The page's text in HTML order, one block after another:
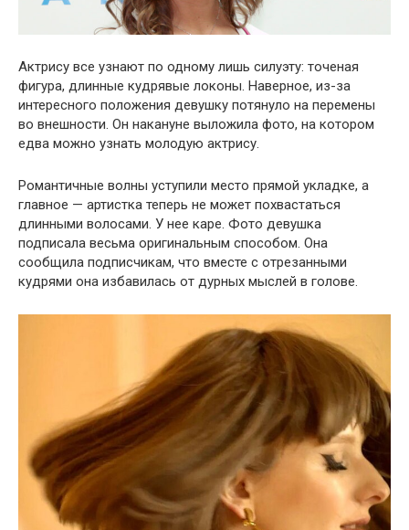
Актрису все узнают по одному лишь силуэту: точеная
фигура, длинные кудрявые локоны. Наверное, из-за
интересного положения девушку потянуло на перемены
во внешности. Он накануне выложила фото, на котором
едва можно узнать молодую актрису.
Романтичные волны уступили место прямой укладке, а
главное — артистка теперь не может похвастаться
длинными волосами. У нее каре. Фото девушка
подписала весьма оригинальным способом. Она
сообщила подписчикам, что вместе с отрезанными
кудрями она избавилась от дурных мыслей в голове.